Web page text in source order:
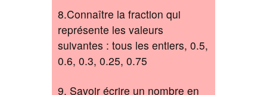
8.Connaître la fraction qui
représente les valeurs
suivantes : tous les entiers, 0.5,
0.6, 0.3, 0.25, 0.75
9. Savoir écrire un nombre en